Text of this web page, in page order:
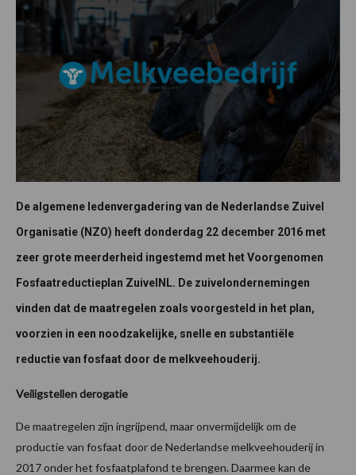
De algemene ledenvergadering van de Nederlandse Zuivel
Organisatie (NZO) heeft donderdag 22 december 2016 met
zeer grote meerderheid ingestemd met het Voorgenomen
Fosfaatreductieplan ZuivelNL. De zuivelondernemingen
vinden dat de maatregelen zoals voorgesteld in het plan,
voorzien in een noodzakelijke, snelle en substantiële
reductie van fosfaat door de melkveehouderij.
Veiligstellen derogatie
De maatregelen zijn ingrijpend, maar onvermijdelijk om de
productie van fosfaat door de Nederlandse melkveehouderij in
2017 onder het fosfaatplafond te brengen. Daarmee kan de